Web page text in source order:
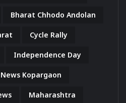
Bharat Chhodo Andolan
Cycle Rally
Independence Day
Kopargaon
Maharashtra